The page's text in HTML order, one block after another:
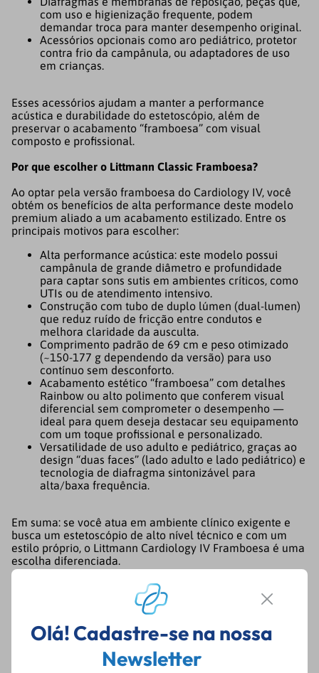
Olá! Cadastre-se na nossa
Newsletter
com uso e higienização frequente, podem
demandar troca para manter desempenho original.
Acessórios opcionais como aro pediátrico, protetor
contra frio da campânula, ou adaptadores de uso
em crianças.
Esses acessórios ajudam a manter a performance
acústica e durabilidade do estetoscópio, além de
preservar o acabamento “framboesa” com visual
composto e profissional.
Por que escolher o Littmann Classic Framboesa?
Ao optar pela versão framboesa do Cardiology IV, você
obtém os benefícios de alta performance deste modelo
premium aliado a um acabamento estilizado. Entre os
principais motivos para escolher:
Alta performance acústica: este modelo possui
campânula de grande diâmetro e profundidade
para captar sons sutis em ambientes críticos, como
UTIs ou de atendimento intensivo.
Construção com tubo de duplo lúmen (dual‑lumen)
que reduz ruído de fricção entre condutos e
melhora claridade da ausculta.
Comprimento padrão de 69 cm e peso otimizado
(~150‑177 g dependendo da versão) para uso
contínuo sem desconforto.
Acabamento estético “framboesa” com detalhes
Rainbow ou alto polimento que conferem visual
diferencial sem comprometer o desempenho —
ideal para quem deseja destacar seu equipamento
com um toque profissional e personalizado.
Versatilidade de uso adulto e pediátrico, graças ao
design “duas faces” (lado adulto e lado pediátrico) e
tecnologia de diafragma sintonizável para
alta/baxa frequência.
Em suma: se você atua em ambiente clínico exigente e
busca um estetoscópio de alto nível técnico e com um
estilo próprio, o Littmann Cardiology IV Framboesa é uma
escolha diferenciada.
Garantia e autenticidade Littmann
Garantir que o seu aparelho seja original e com garantia